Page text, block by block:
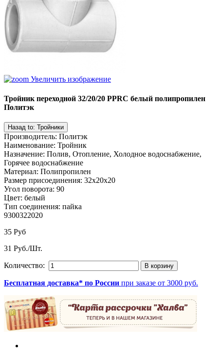
Увеличить изображение
Тройник переходной 32/20/20 PPRC белый полипропилен
Политэк
Производитель: Политэк
Наименование: Тройник
Назначение: Полив, Отопление, Холодное водоснабжение,
Горячее водоснабжение
Материал: Полипропилен
Размер присоединения: 32x20x20
Угол поворота: 90
Цвет: белый
Тип соединения: пайка
9300322020
35 Руб
31 Руб./Шт.
Количество:
Бесплатная доставка* по России при заказе от 3000 руб.